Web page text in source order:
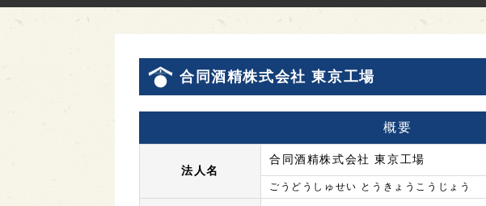
合同酒精株式会社 東京工場
概要
法人名
合同酒精株式会社 東京工場
ごうどうしゅせい とうきょうこうじょう